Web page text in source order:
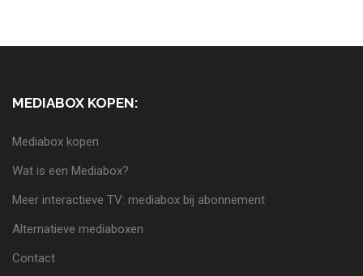
MEDIABOX KOPEN:
Mediabox kopen
Wat is een Mediabox?
Meer interactieve TV: mediabox bij abonnement
Alternatieve mediaboxen
Contact